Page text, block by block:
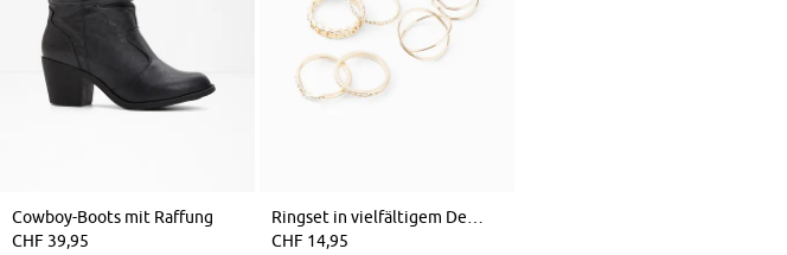
Cowboy-Boots mit Raffung
CHF 39,95
CHF 14,95